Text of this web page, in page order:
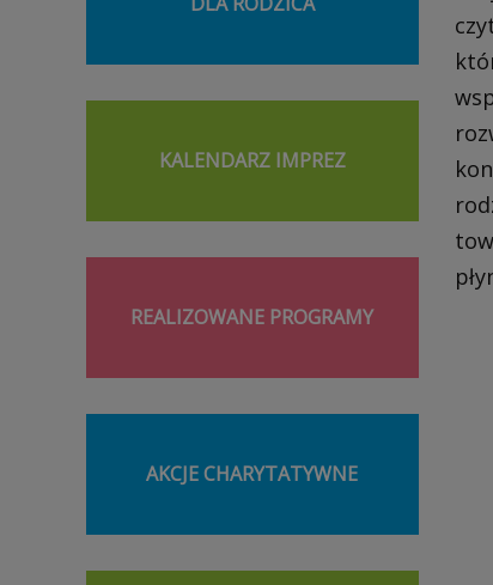
KALENDARZ IMPREZ
REALIZOWANE PROGRAMY
AKCJE CHARYTATYWNE